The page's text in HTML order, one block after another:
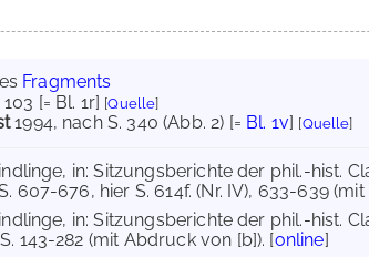
Fragments
103 [= Bl. 1r] [Quelle]
1994, nach S. 340 (Abb. 2) [= Bl. 1v] [Quelle]
in: Sitzungsberichte der phil.-hist.
607-676, hier S. 614f. (Nr. IV), 633-639
in: Sitzungsberichte der phil.-hist.
143-282 (mit Abdruck von [b]). [online]